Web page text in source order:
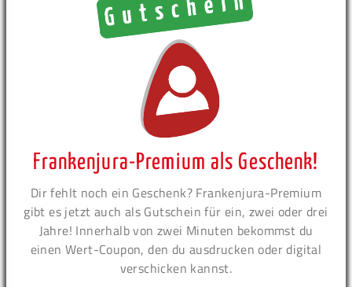
Frankenjura-Premium als Geschenk!
Dir fehlt noch ein Geschenk? Frankenjura-Premium
gibt es jetzt auch als Gutschein für ein, zwei oder drei
Jahre! Innerhalb von zwei Minuten bekommst du
einen Wert-Coupon, den du ausdrucken oder digital
verschicken kannst.